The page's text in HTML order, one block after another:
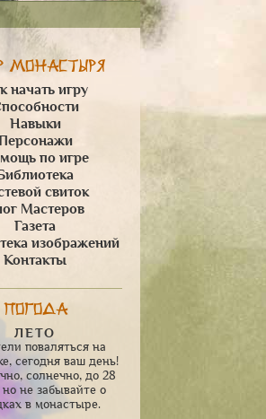
монастыря
начать игру
Навыки
по игре
свиток
Мастеров
Газета
изображений
Контакты
Погода
ЛЕТО
поваляться на
сегодня ваш день!
солнечно, до 28
но не забывайте о
в монастыре.